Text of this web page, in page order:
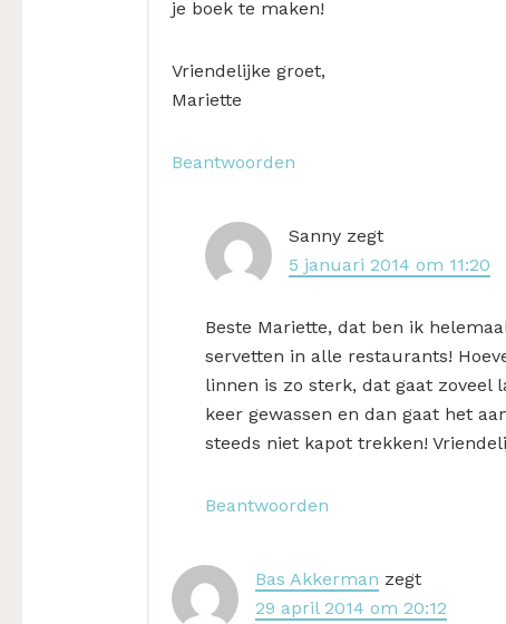
je boek te maken!
Vriendelijke groet,
Mariette
Beantwoorden
Sanny zegt
5 januari 2014 om 11:20
Beste Mariette, dat ben ik
servetten in alle restaurants!
linnen is zo sterk, dat gaat zoveel
keer gewassen en dan gaat het
steeds niet kapot trekken!
Beantwoorden
Bas Akkerman zegt
29 april 2014 om 20:12